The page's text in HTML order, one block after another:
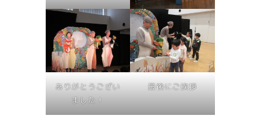
ありがとうござい
ました！
最後にご挨拶